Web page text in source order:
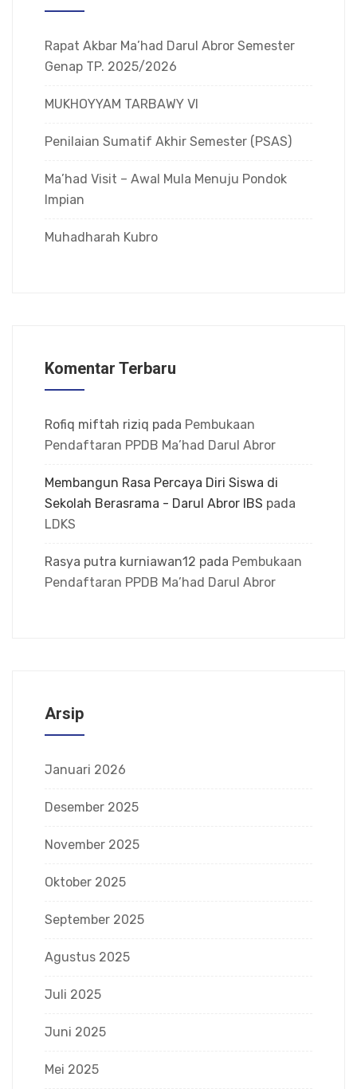
Rapat Akbar Ma’had Darul Abror Semester
Genap TP. 2025/2026
MUKHOYYAM TARBAWY VI
Penilaian Sumatif Akhir Semester (PSAS)
Ma’had Visit – Awal Mula Menuju Pondok
Impian
Muhadharah Kubro
Komentar Terbaru
Rofiq miftah riziq pada Pembukaan
Pendaftaran PPDB Ma’had Darul Abror
Membangun Rasa Percaya Diri Siswa di
Sekolah Berasrama - Darul Abror IBS pada
LDKS
Rasya putra kurniawan12 pada Pembukaan
Pendaftaran PPDB Ma’had Darul Abror
Arsip
Januari 2026
Desember 2025
November 2025
Oktober 2025
September 2025
Agustus 2025
Juli 2025
Juni 2025
Mei 2025